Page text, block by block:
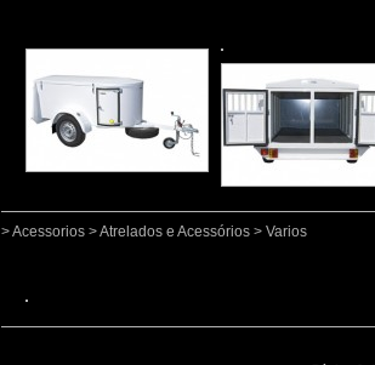
> Acessorios > Atrelados e Acessórios > Varios